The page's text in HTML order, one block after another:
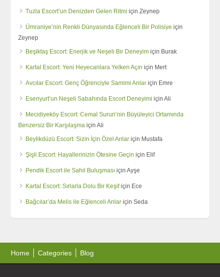
Tuzla Escort’un Denizden Gelen Ritmi içinZeynep
Ümraniye’nin Renkli Dünyasında Eğlenceli Bir Polisiye için
Zeynep
Beşiktaş Escort: Enerjik ve Neşeli Bir Deneyim için Burak
Kartal Escort: Yeni Heyecanlara Yelken Açın için Mert
Avcılar Escort: Genç Öğrenciyle Samimi Anlar için Emre
Esenyurt’un Neşeli Sabahında Escort Deneyimi içinAli
Mecidiyeköy Escort: Cemal Sururi’nin Büyüleyici Ortamında
Benzersiz Bir Karşılaşma içinAli
Beylikdüzü Escort: Sizin İçin Özel Anlar için Mustafa
Şişli Escort: Hayallerinizin Ötesine Geçin için Elif
Pendik Escort ile Sahil Buluşması içinAyşe
Kartal Escort: Sırlarla Dolu Bir Keşifiçin Ece
Bağcılar’da Melis ile Eğlenceli Anlar içinSeda
Home Categories Blog